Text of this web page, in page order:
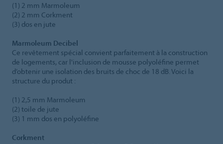
(1) 2 mm Marmoleum
(2) 2 mm Corkment
(3) dos en jute
Marmoleum Decibel
Ce revêtement spécial convient parfaitement à la construction
de logements, car l'inclusion de mousse polyoléfine permet
d’obtenir une isolation des bruits de choc de 18 dB. Voici la
structure du produt :
(1) 2,5 mm Marmoleum
(2) toile de jute
(3) 1 mm dos en polyoléfine
Corkment